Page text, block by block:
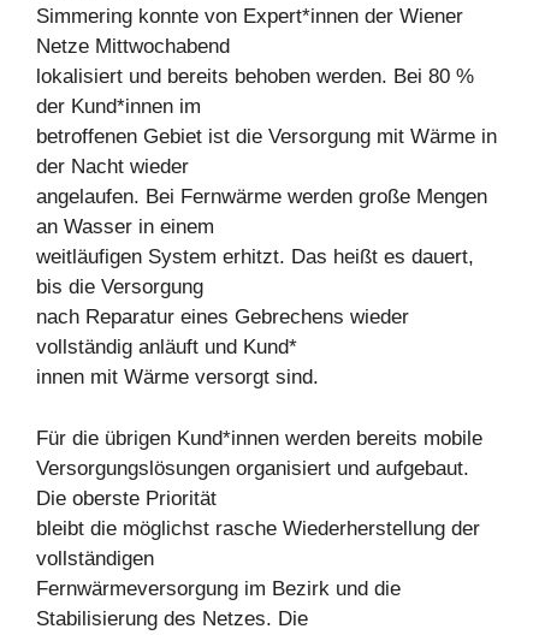
Simmering konnte von Expert*innen der Wiener
Netze Mittwochabend
lokalisiert und bereits behoben werden. Bei 80 %
der Kund*innen im
betroffenen Gebiet ist die Versorgung mit Wärme in
der Nacht wieder
angelaufen. Bei Fernwärme werden große Mengen
an Wasser in einem
weitläufigen System erhitzt. Das heißt es dauert,
bis die Versorgung
nach Reparatur eines Gebrechens wieder
vollständig anläuft und Kund*
innen mit Wärme versorgt sind.
Für die übrigen Kund*innen werden bereits mobile
Versorgungslösungen organisiert und aufgebaut.
Die oberste Priorität
bleibt die möglichst rasche Wiederherstellung der
vollständigen
Fernwärmeversorgung im Bezirk und die
Stabilisierung des Netzes. Die